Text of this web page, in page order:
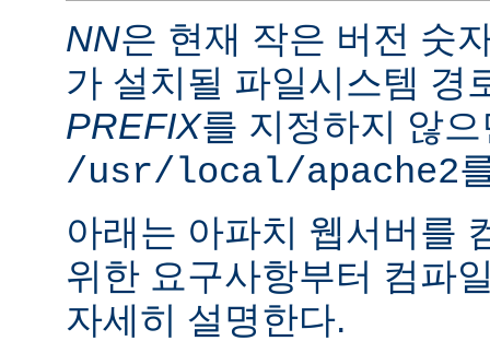
NN은 현재 작은 버전 숫
가 설치될 파일시스템 경
PREFIX를 지정하지 않
/usr/local/apache2
아래는 아파치 웹서버를
위한 요구사항부터 컴파
자세히 설명한다.